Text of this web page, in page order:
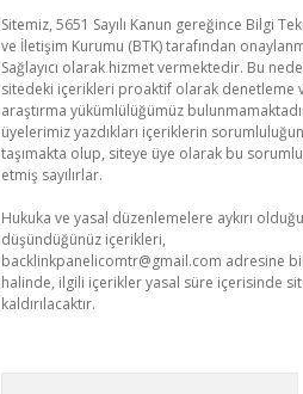
Sitemiz, 5651 Sayılı Kanun gereğince Bilgi
ve İletişim Kurumu (BTK) tarafından
Sağlayıcı olarak hizmet vermektedir. Bu
sitedeki içerikleri proaktif olarak denetleme
araştırma yükümlülüğümüz
üyelerimiz yazdıkları içeriklerin
taşımakta olup, siteye üye olarak bu
etmiş sayılırlar.
Hukuka ve yasal düzenlemelere aykırı
düşündüğünüz içerikleri,
backlinkpanelicomtr@gmail.com adresine
halinde, ilgili içerikler yasal süre içerisinde
kaldırılacaktır.